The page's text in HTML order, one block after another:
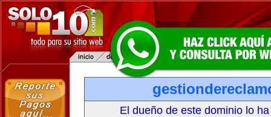
El dueño de este dominio lo